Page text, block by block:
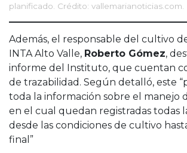
planificado. Crédito: vallemarianoticias.com.
Además, el responsable del cultivo
INTA Alto Valle, Roberto Gómez,
informe del Instituto, que cuentan
de trazabilidad. Según detalló, este
toda la información sobre el manejo
en el cual quedan registradas todas
desde las condiciones de cultivo
final”